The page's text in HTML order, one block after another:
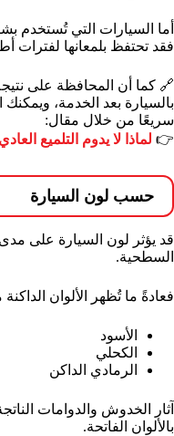
أما السيارات التي
فقد تحتفظ بلمعانها لفترات
🔗 كما أن المحافظة على
بالسيارة بعد الخدمة،
سريعًا من خلال مقال:
👉 لماذا لا يدوم التلميع
حسب لون السيارة
قد يؤثر لون السيارة على
السطحية.
فعادةً ما تُظهر الألوان
الأسود
الكحلي
الرمادي الداكن
آثار الخدوش والدوامات
بالألوان الفاتحة.